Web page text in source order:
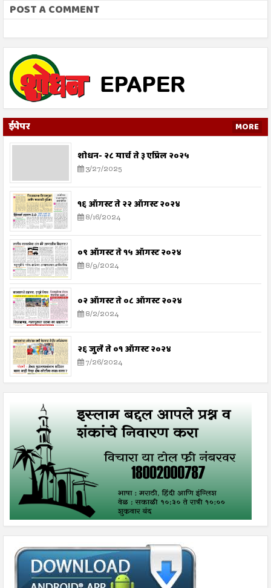
POST A COMMENT
ईपेपर MORE
शोधन- २८ मार्च ते ३ एप्रिल २०२५
3/27/2025
१६ ऑगस्ट ते २२ ऑगस्ट २०२४
8/16/2024
०९ ऑगस्ट ते १५ ऑगस्ट २०२४
8/9/2024
०२ ऑगस्ट ते ०८ ऑगस्ट २०२४
8/2/2024
२६ जुलै ते ०१ ऑगस्ट २०२४
7/26/2024